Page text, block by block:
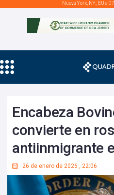
Nueva York, NY., EU a
Encabeza
convierte en
antiinmigrante
26 de enero de 2026 , 22:06